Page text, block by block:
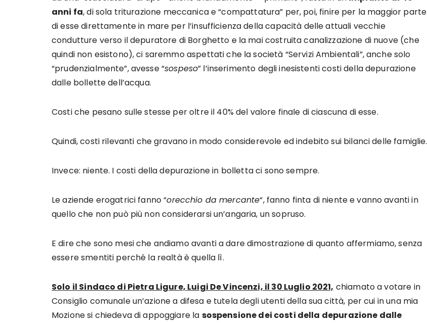
anni fa, di sola triturazione meccanica e “compattatura” per, poi, finire per la maggior parte
di esse direttamente in mare per l’insufficienza della capacità delle attuali vecchie
condutture verso il depuratore di Borghetto e la mai costruita canalizzazione di nuove (che
quindi non esistono), ci saremmo aspettati che la società “Servizi Ambientali”, anche solo
“prudenzialmente”, avesse “sospeso” l’inserimento degli inesistenti costi della depurazione
dalle bollette dell’acqua.
Costi che pesano sulle stesse per oltre il 40% del valore finale di ciascuna di esse.
Quindi, costi rilevanti che gravano in modo considerevole ed indebito sui bilanci delle famiglie.
Invece: niente. I costi della depurazione in bolletta ci sono sempre.
Le aziende erogatrici fanno “orecchio da mercante“, fanno finta di niente e vanno avanti in
quello che non può più non considerarsi un’angaria, un sopruso.
E dire che sono mesi che andiamo avanti a dare dimostrazione di quanto affermiamo, senza
essere smentiti perché la realtà è quella lì.
Solo il Sindaco di Pietra Ligure, Luigi De Vincenzi, il 30 Luglio 2021, chiamato a votare in
Consiglio comunale un’azione a difesa e tutela degli utenti della sua città, per cui in una mia
Mozione si chiedeva di appoggiare la sospensione dei costi della depurazione dalle